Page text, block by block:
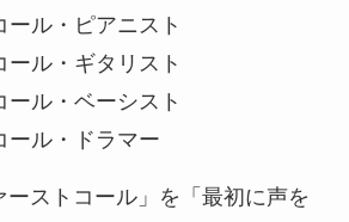
ル・ピアニスト
ル・ギタリスト
ル・ベーシスト
ル・ドラマー
ーストコール」を「最初に声を